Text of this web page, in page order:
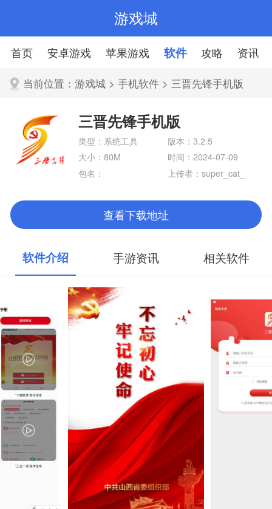
游戏城
首页 安卓游戏 苹果游戏 软件 攻略 资讯
当前位置：游戏城 >手机软件 > 三晋先锋手机版
三晋先锋手机版
类型：系统工具
版本：3.2.5
大小：80M
时间：2024-07-09
包名：
上传者：super_cat_
查看下载地址
软件介绍 手游资讯 相关软件